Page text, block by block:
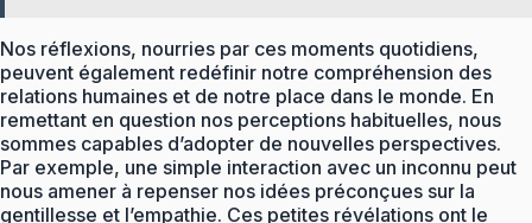
Nos réflexions, nourries par ces moments quotidiens,
peuvent également redéfinir notre compréhension des
relations humaines et de notre place dans le monde. En
remettant en question nos perceptions habituelles, nous
sommes capables d’adopter de nouvelles perspectives.
Par exemple, une simple interaction avec un inconnu peut
nous amener à repenser nos idées préconçues sur la
gentillesse et l’empathie. Ces petites révélations ont le